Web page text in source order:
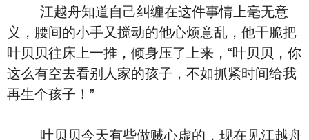
江越舟知道自己纠缠在这件事情上毫无意
义，腰间的小手又搅动的他心烦意乱，他干脆把
叶贝贝往床上一推，倾身压了上来，“叶贝贝，你
这么有空去看别人家的孩子，不如抓紧时间给我
再生个孩子！”
叶贝贝今天有些做贼心虚的，现在见江越舟